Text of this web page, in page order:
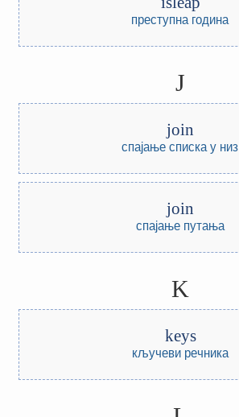
преступна година
J
join
спајање списка у низ
join
спајање путања
K
keys
кључеви речника